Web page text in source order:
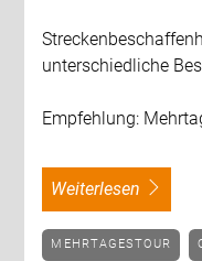
unterschiedliche
Empfehlung:
weiterlesen
MEHRTAGESTOUR